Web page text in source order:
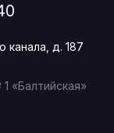
канала, д. 187
«Балтийская»